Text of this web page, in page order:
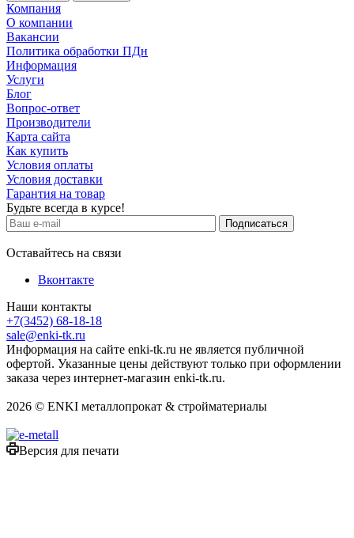
Компания
О компании
Вакансии
Политика обработки ПДн
Информация
Услуги
Блог
Вопрос-ответ
Производители
Карта сайта
Как купить
Условия оплаты
Условия доставки
Гарантия на товар
Будьте всегда в курсе!
Оставайтесь на связи
Вконтакте
Наши контакты
+7(3452) 68-18-18
sale@enki-tk.ru
Информация на сайте enki-tk.ru не является публичной
офертой. Указанные цены действуют только при оформлении
заказа через интернет-магазин enki-tk.ru.
2026 © ENKI металлопрокат & стройматериалы
Версия для печати